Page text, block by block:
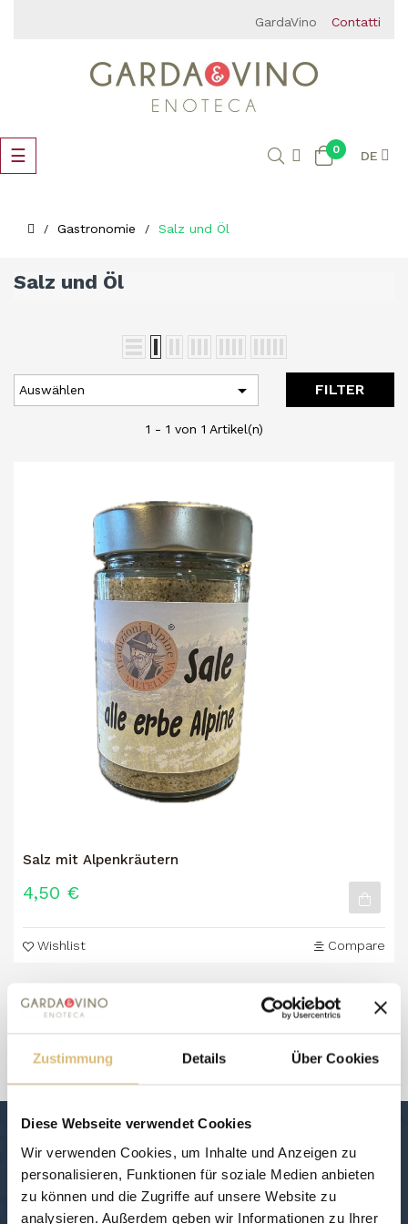
Zustimmung Details Über Cookies
Diese Webseite verwendet Cookies
Wir verwenden Cookies, um Inhalte und Anzeigen zu
personalisieren, Funktionen für soziale Medien anbieten
zu können und die Zugriffe auf unsere Website zu
analysieren. Außerdem geben wir Informationen zu Ihrer
GardaVino Contatti
Umschalten
der
☰ 0 DE
Gastronomie Salz und Öl
Salz und Öl
Auswählen  FILTER
1 - 1 von 1 Artikel(n)
Salz mit Alpenkräutern
4,50 €
Wishlist Compare
1 - 1 von 1 Artikel(n)
Zum Seitenanfang
NEWSLETTER
Abonnieren Sie unseren Newsletter.